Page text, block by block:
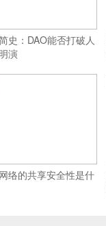
史：DAO能否打破人
演
络的共享安全性是什